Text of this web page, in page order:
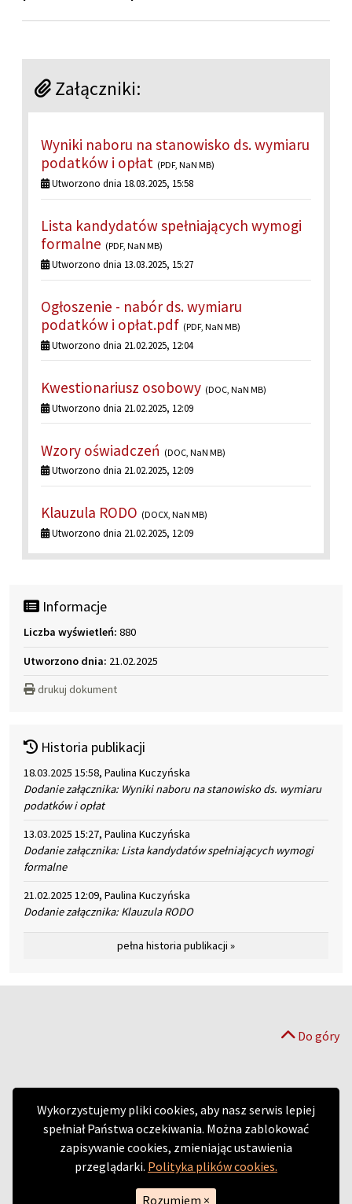
Wykorzystujemy pliki cookies, aby nasz serwis lepiej
spełniał Państwa oczekiwania. Można zablokować
zapisywanie cookies, zmieniając ustawienia
przeglądarki. Polityka plików cookies.
Rozumiem ×
Załączniki:
Wyniki naboru na stanowisko ds. wymiaru
podatków i opłat (PDF, NaN MB)
Utworzono dnia 18.03.2025, 15:58
Lista kandydatów spełniających wymogi
formalne (PDF, NaN MB)
Utworzono dnia 13.03.2025, 15:27
Ogłoszenie - nabór ds. wymiaru
podatków i opłat.pdf (PDF, NaN MB)
Utworzono dnia 21.02.2025, 12:04
Kwestionariusz osobowy (DOC, NaN MB)
Utworzono dnia 21.02.2025, 12:09
Wzory oświadczeń (DOC, NaN MB)
Utworzono dnia 21.02.2025, 12:09
Klauzula RODO (DOCX, NaN MB)
Utworzono dnia 21.02.2025, 12:09
Informacje
Liczba wyświetleń: 880
Utworzono dnia: 21.02.2025
drukuj dokument
Historia publikacji
18.03.2025 15:58, Paulina Kuczyńska
Dodanie załącznika: Wyniki naboru na stanowisko ds. wymiaru
podatków i opłat
13.03.2025 15:27, Paulina Kuczyńska
Dodanie załącznika: Lista kandydatów spełniających wymogi
formalne
21.02.2025 12:09, Paulina Kuczyńska
Dodanie załącznika: Klauzula RODO
pełna historia publikacji »
Do góry